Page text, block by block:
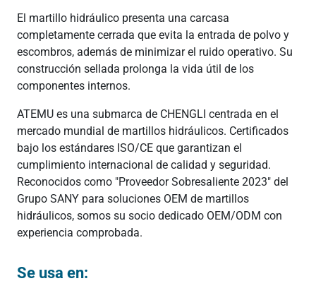
El martillo hidráulico presenta una carcasa
completamente cerrada que evita la entrada de polvo y
escombros, además de minimizar el ruido operativo. Su
construcción sellada prolonga la vida útil de los
componentes internos.
ATEMU es una submarca de CHENGLI centrada en el
mercado mundial de martillos hidráulicos. Certificados
bajo los estándares ISO/CE que garantizan el
cumplimiento internacional de calidad y seguridad.
Reconocidos como "Proveedor Sobresaliente 2023" del
Grupo SANY para soluciones OEM de martillos
hidráulicos, somos su socio dedicado OEM/ODM con
experiencia comprobada.
Se usa en: